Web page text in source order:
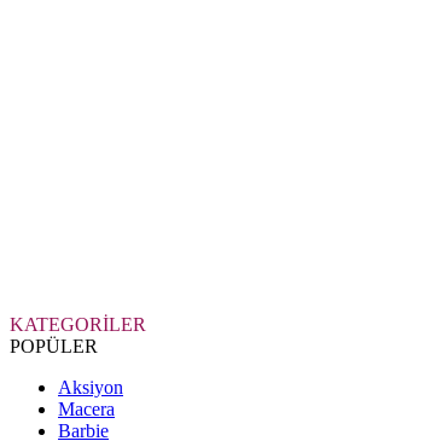
KATEGORİLER
POPÜLER
Aksiyon
Macera
Barbie